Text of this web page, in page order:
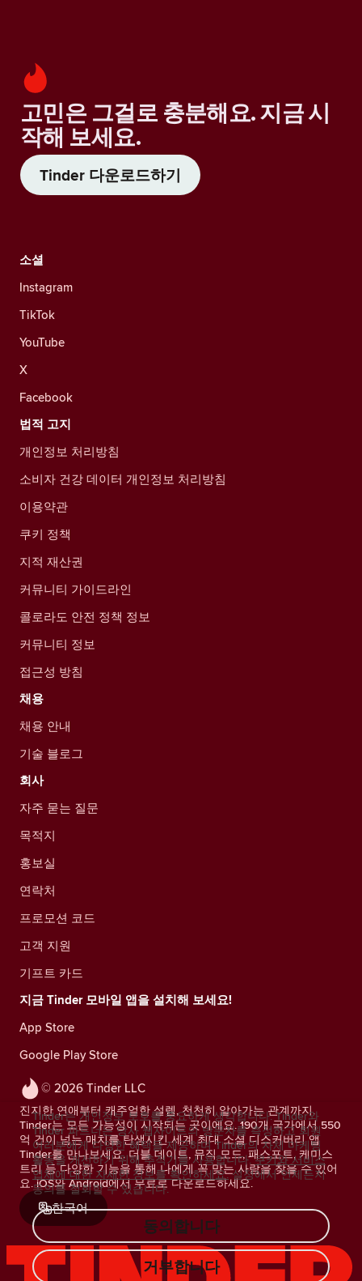
고민은 그걸로 충분해요. 지금 시
작해 보세요.
Tinder 다운로드하기
© 2026 Tinder LLC
진지한 연애부터 캐주얼한 설렘, 천천히 알아가는 관계까지.
Tinder는 모든 가능성이 시작되는 곳이에요. 190개 국가에서 550
억 건이 넘는 매치를 탄생시킨 세계 최대 소셜 디스커버리 앱
Tinder를 만나보세요. 더블 데이트, 뮤직 모드, 패스포트, 케미스
트리 등 다양한 기능을 통해 나에게 꼭 맞는 사람을 찾을 수 있어
요. iOS와 Android에서 무료로 다운로드하세요.
한국어
소셜
Instagram
TikTok
YouTube
X
Facebook
법적 고지
개인정보 처리방침
소비자 건강 데이터 개인정보 처리방침
이용약관
쿠키 정책
지적 재산권
커뮤니티 가이드라인
콜로라도 안전 정책 정보
커뮤니티 정보
접근성 방침
채용
채용 안내
기술 블로그
회사
자주 묻는 질문
목적지
홍보실
연락처
프로모션 코드
고객 지원
기프트 카드
지금 Tinder 모바일 앱을 설치해 보세요!
App Store
Google Play Store
Tinder는 개인정보 보호를 중요하게 생각합니다. Tinder와
Tinder 파트너는 당사 웹사이트의 방문자를 측정하고 회원
여러분에게 다양한 혜택을 제공하며 Tinder의 자체 마케팅
활동을 개선하기 위해 추적기를 사용합니다. 쿠키와 서비스
업체에 대한 자세한 정보를 확인하세요. 설정에서 언제든지
동의를 철회할 수 있습니다.
동의합니다
거부합니다